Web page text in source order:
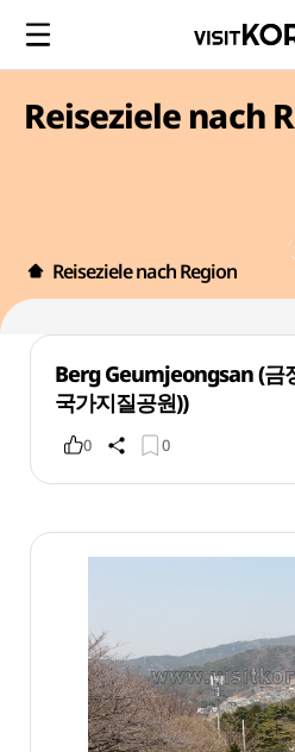
Reiseziele nach
Reiseziele nach Region
Berg Geumjeongsan (금
국가지질공원))
0 0